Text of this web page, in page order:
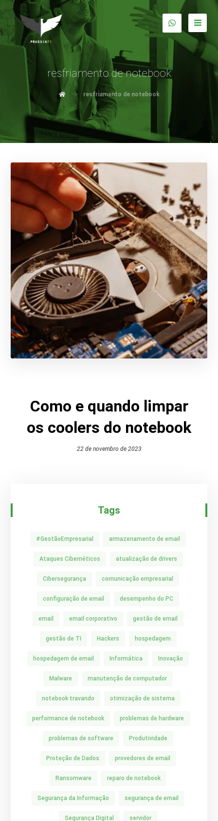
resfriamento de notebook
resfriamento de notebook
Como e quando limpar
os coolers do notebook
22 de novembro de 2023
Tags
#GestãoEmpresarial armazenamento de email
Ataques Cibernéticos atualização de drivers
Cibersegurança comunicação empresarial
configuração de email desempenho do PC
email email corporativo gestão de email
gestão de TI Hackers hospedagem
hospedagem de email Informática Inovação
Malware manutenção de computador
notebook travando otimização de sistema
performance de notebook problemas de hardware
problemas de software Produtividade
Proteção de Dados provedores de email
Ransomware reparo de notebook
Segurança da Informação segurança de email
Segurança Digital servidor